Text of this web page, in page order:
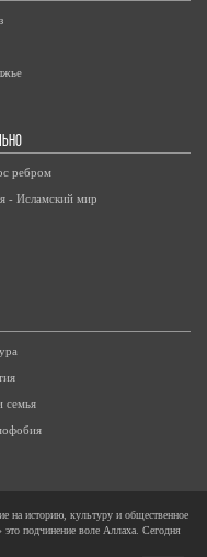
ребром
- Исламский мир
семья
на историю, культуру и общественное
это подчинение воле Аллаха. Сегодня